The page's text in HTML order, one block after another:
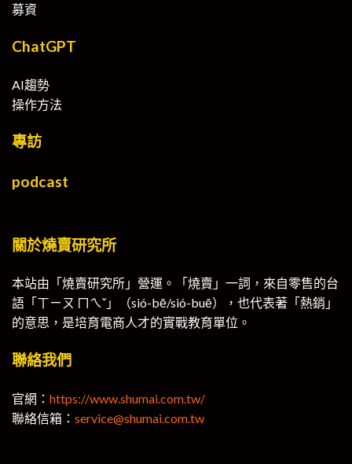
募資
ChatGPT
AI趨勢
操作方法
專訪
podcast
關於燒賣研究所
本站由「燒賣研究所」營運。「燒賣」一詞，來自零售的台
語「ㄒㄧㄡ ㄇㄟˇ」（sió-bē/sió-buē），也代表著「熱銷」
的意思，是培育電商人才的實戰教育單位。
聯絡我們
官網： https://www.shumai.com.tw/
聯絡信箱： service@shumai.com.tw